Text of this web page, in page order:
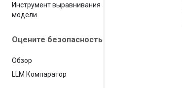
Инструмент выравнивания
модели
Оцените безопасность
Обзор
LLM Компаратор